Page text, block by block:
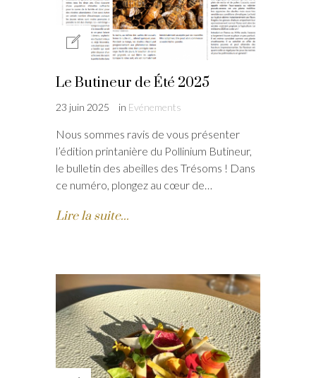
Le Butineur de Été 2025
23 juin 2025 in Evénements
Nous sommes ravis de vous présenter
l’édition printanière du Pollinium Butineur,
le bulletin des abeilles des Trésoms ! Dans
ce numéro, plongez au cœur de…
Lire la suite...